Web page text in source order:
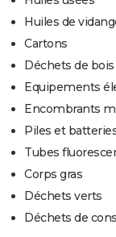
Huiles de
Cartons
Déchets de bois
Equipements
Encombrants
Piles et
Tubes
Corps gras
Déchets verts
Déchets de